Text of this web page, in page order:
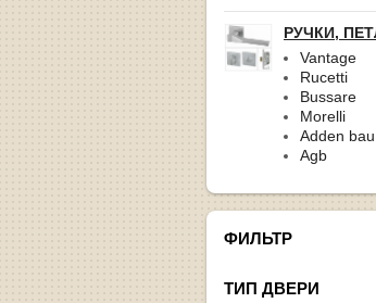
РУЧКИ,
Vantage
Rucetti
Bussare
Morelli
Adden bau
Agb
ФИЛЬТР
ТИП ДВЕРИ